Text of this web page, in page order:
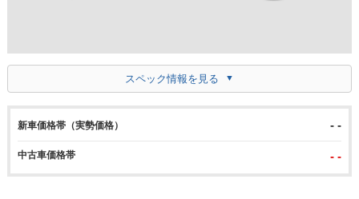
スペック情報を見る
新車価格帯（実勢価格） - -
中古車価格帯 - -